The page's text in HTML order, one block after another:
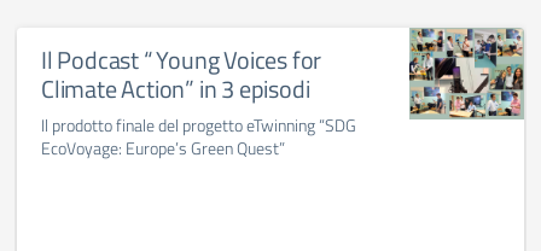
Il Podcast “ Young Voices for
Climate Action” in 3 episodi
Il prodotto finale del progetto eTwinning “SDG
EcoVoyage: Europe’s Green Quest”